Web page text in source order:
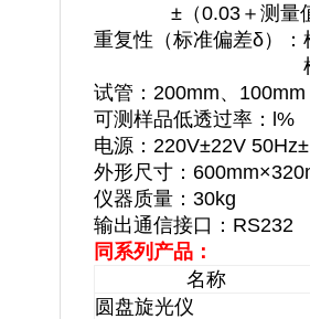
±（0.03＋测量值
重复性（标准偏差δ）
样品透过率大
试管：200mm、100mm
可测样品低透过率：l%
电源：220V±22V
外形尺寸：
仪器质量：30kg
输出通信接口：RS232
同系列产品：
名称
圆盘旋光仪